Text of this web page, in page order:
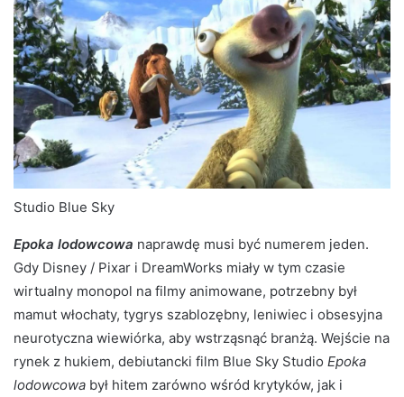
Studio Blue Sky
Epoka lodowcowa naprawdę musi być numerem jeden.
Gdy Disney / Pixar i DreamWorks miały w tym czasie
wirtualny monopol na filmy animowane, potrzebny był
mamut włochaty, tygrys szablozębny, leniwiec i obsesyjna
neurotyczna wiewiórka, aby wstrząsnąć branżą. Wejście na
rynek z hukiem, debiutancki film Blue Sky Studio Epoka
lodowcowa był hitem zarówno wśród krytyków, jak i